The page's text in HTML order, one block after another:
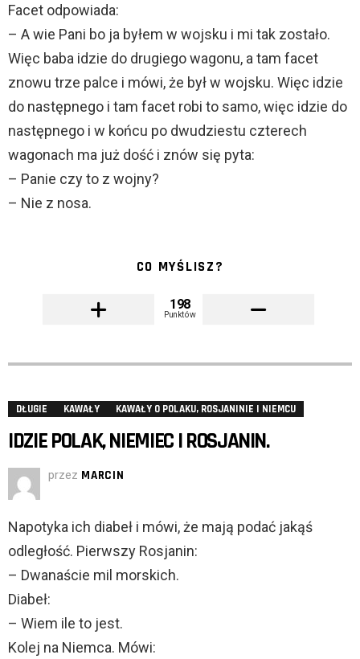
Facet odpowiada:
– A wie Pani bo ja byłem w wojsku i mi tak zostało.
Więc baba idzie do drugiego wagonu, a tam facet
znowu trze palce i mówi, że był w wojsku. Więc idzie
do następnego i tam facet robi to samo, więc idzie do
następnego i w końcu po dwudziestu czterech
wagonach ma już dość i znów się pyta:
– Panie czy to z wojny?
– Nie z nosa.
CO MYŚLISZ?
198
Punktów
DŁUGIE KAWAŁY KAWAŁY O POLAKU, ROSJANINIE I NIEMCU
IDZIE POLAK, NIEMIEC I ROSJANIN.
przez MARCIN
Napotyka ich diabeł i mówi, że mają podać jakąś
odległość. Pierwszy Rosjanin:
– Dwanaście mil morskich.
Diabeł:
– Wiem ile to jest.
Kolej na Niemca. Mówi: